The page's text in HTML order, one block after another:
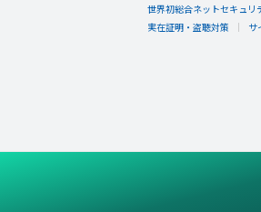
世界初総合ネットセキュリ
実在証明・盗聴対策
サ